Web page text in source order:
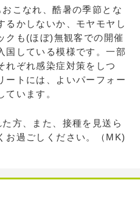
こなれ、酷暑の季節とな
るかしないか、モヤモヤし
クも(ほぼ)無観客での開催
国している模様です。一部
れぞれ感染症対策をしつ
ートには、よいパーフォー
います。
方、また、接種を見送ら
お過ごしください。（MK)